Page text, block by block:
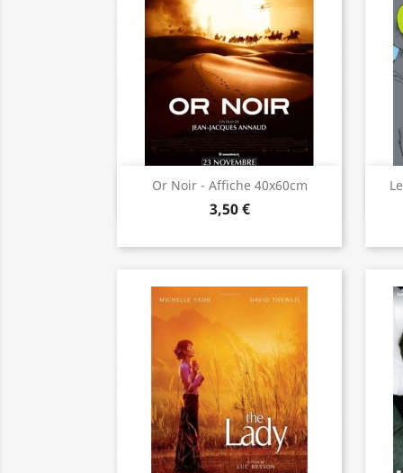
Or Noir - Affiche 40x60cm
3,50 €
Aperçu rapide